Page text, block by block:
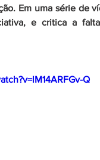
Em uma série de
e critica a
Q